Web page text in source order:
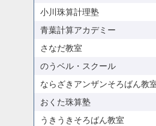
小川珠算計理塾
青葉計算アカデミー
さなだ教室
のうベル・スクール
ならざきアンザンそろばん教
おくた珠算塾
うきうきそろばん教室